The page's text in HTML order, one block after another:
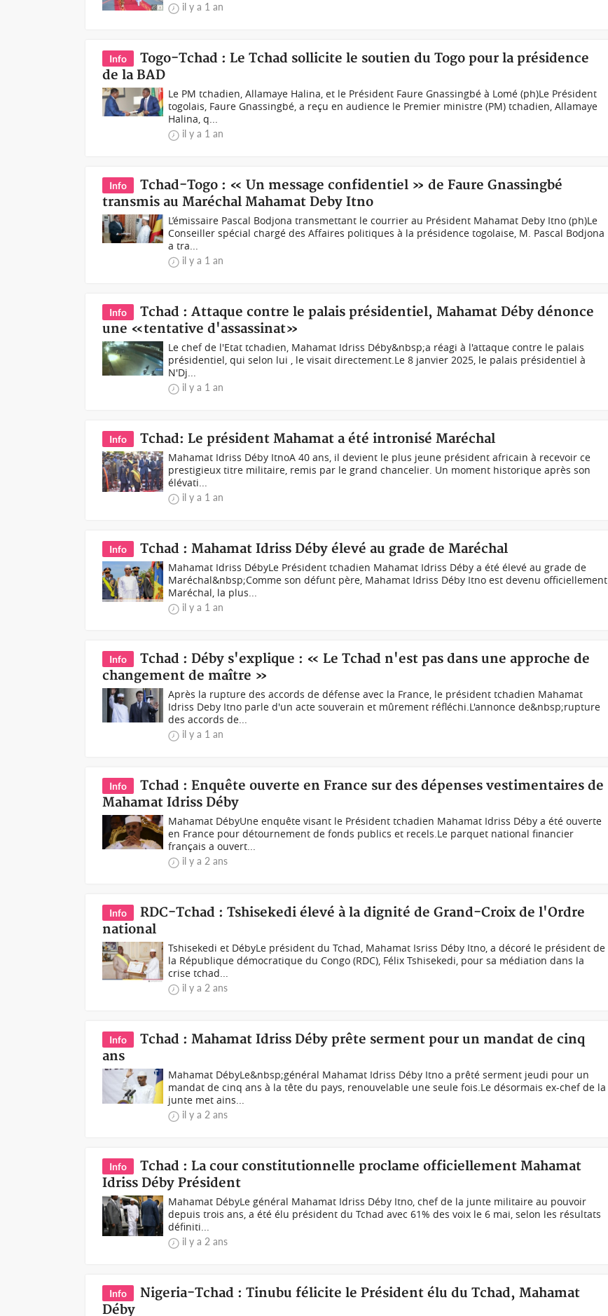
il y a 1 an
Info
Togo-Tchad : Le Tchad sollicite le soutien du Togo pour la présidence
de la BAD
Le PM tchadien, Allamaye Halina, et le Président Faure Gnassingbé à Lomé (ph)Le Président
togolais, Faure Gnassingbé, a reçu en audience le Premier ministre (PM) tchadien, Allamaye
Halina, q...
il y a 1 an
Info
Tchad-Togo : « Un message confidentiel » de Faure Gnassingbé
transmis au Maréchal Mahamat Deby Itno
L’émissaire Pascal Bodjona transmettant le courrier au Président Mahamat Deby Itno (ph)Le
Conseiller spécial chargé des Affaires politiques à la présidence togolaise, M. Pascal Bodjona
a tra...
il y a 1 an
Info
Tchad : Attaque contre le palais présidentiel, Mahamat Déby dénonce
une «tentative d'assassinat»
Le chef de l'Etat tchadien, Mahamat Idriss Déby&nbsp;a réagi à l'attaque contre le palais
présidentiel, qui selon lui , le visait directement.Le 8 janvier 2025, le palais présidentiel à
N'Dj...
il y a 1 an
Info Tchad: Le président Mahamat a été intronisé Maréchal
Mahamat Idriss Déby ItnoA 40 ans, il devient le plus jeune président africain à recevoir ce
prestigieux titre militaire, remis par le grand chancelier. Un moment historique après son
élévati...
il y a 1 an
Info Tchad : Mahamat Idriss Déby élevé au grade de Maréchal
Mahamat Idriss DébyLe Président tchadien Mahamat Idriss Déby a été élevé au grade de
Maréchal&nbsp;Comme son défunt père, Mahamat Idriss Déby Itno est devenu officiellement
Maréchal, la plus...
il y a 1 an
Info
Tchad : Déby s'explique : « Le Tchad n'est pas dans une approche de
changement de maître »
Après la rupture des accords de défense avec la France, le président tchadien Mahamat
Idriss Deby Itno parle d'un acte souverain et mûrement réfléchi.L'annonce de&nbsp;rupture
des accords de...
il y a 1 an
Info
Tchad : Enquête ouverte en France sur des dépenses vestimentaires de
Mahamat Idriss Déby
Mahamat DébyUne enquête visant le Président tchadien Mahamat Idriss Déby a été ouverte
en France pour détournement de fonds publics et recels.Le parquet national financier
français a ouvert...
il y a 2 ans
Info
RDC-Tchad : Tshisekedi élevé à la dignité de Grand-Croix de l'Ordre
national
Tshisekedi et DébyLe président du Tchad, Mahamat Isriss Déby Itno, a décoré le président de
la République démocratique du Congo (RDC), Félix Tshisekedi, pour sa médiation dans la
crise tchad...
il y a 2 ans
Info
Tchad : Mahamat Idriss Déby prête serment pour un mandat de cinq
ans
Mahamat DébyLe&nbsp;général Mahamat Idriss Déby Itno a prêté serment jeudi pour un
mandat de cinq ans à la tête du pays, renouvelable une seule fois.Le désormais ex-chef de la
junte met ains...
il y a 2 ans
Info
Tchad : La cour constitutionnelle proclame officiellement Mahamat
Idriss Déby Président
Mahamat DébyLe général Mahamat Idriss Déby Itno, chef de la junte militaire au pouvoir
depuis trois ans, a été élu président du Tchad avec 61% des voix le 6 mai, selon les résultats
définiti...
il y a 2 ans
Info
Nigeria-Tchad : Tinubu félicite le Président élu du Tchad, Mahamat
Déby